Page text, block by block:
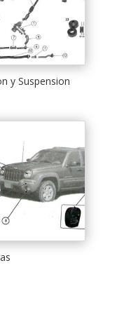
y Suspension